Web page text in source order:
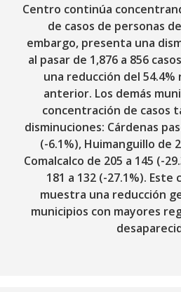
Centro continúa
de casos de personas
embargo, presenta una
al pasar de 1,876 a 856
una reducción del
anterior. Los demás
concentración de casos
disminuciones: Cárdenas
(-6.1%), Huimanguillo de
Comalcalco de 205 a 145 (-
181 a 132 (-27.1%).
muestra una reducción
municipios con mayores